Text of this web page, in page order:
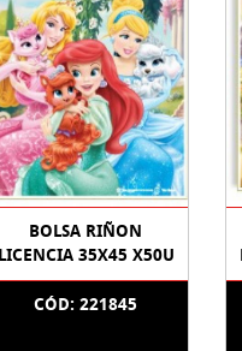
BOLSA RIÑON
LICENCIA 35X45 X50U
CÓD: 221845